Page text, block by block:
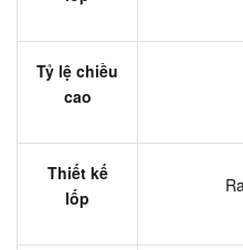
Tỷ lệ chiều
cao
Thiết kế
lốp